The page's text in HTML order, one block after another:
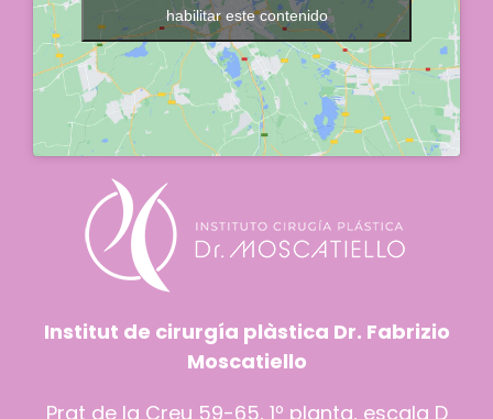
habilitar este contenido
Institut de cirurgía plàstica Dr. Fabrizio
Moscatiello
Prat de la Creu 59-65, 1º planta, escala D